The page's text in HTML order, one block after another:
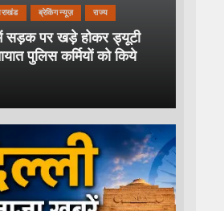
ब्रेकिंग न्यूज़ राज्य
सड़क पर खड़े होकर ड्यूटी
पुलिस कर्मियों को किये